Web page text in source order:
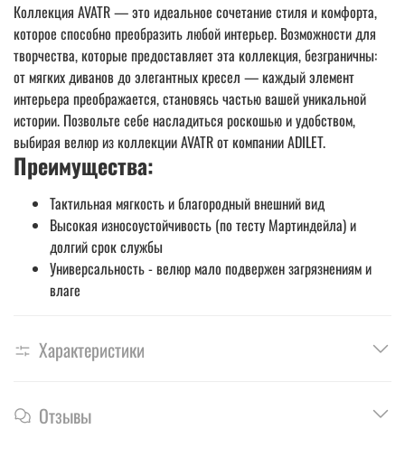
Коллекция AVATR — это идеальное сочетание стиля и комфорта,
которое способно преобразить любой интерьер. Возможности для
творчества, которые предоставляет эта коллекция, безграничны:
от мягких диванов до элегантных кресел — каждый элемент
интерьера преображается, становясь частью вашей уникальной
истории. Позвольте себе насладиться роскошью и удобством,
выбирая велюр из коллекции AVATR от компании ADILET.
Преимущества:
Тактильная мягкость и благородный внешний вид
Высокая износоустойчивость (по тесту Мартиндейла) и
долгий срок службы
Универсальность - велюр мало подвержен загрязнениям и
влаге
Характеристики
Отзывы